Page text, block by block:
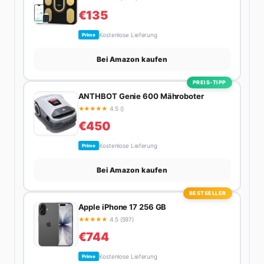
€135
Prime Kostenlose Lieferung
Bei Amazon kaufen
PREIS-TIPP
ANTHBOT Genie 600 Mähroboter
★★★★★ 4.5 ()
€450
Prime Kostenlose Lieferung
Bei Amazon kaufen
BESTSELLER
Apple iPhone 17 256 GB
★★★★★ 4.5 (597)
€744
Prime Kostenlose Lieferung